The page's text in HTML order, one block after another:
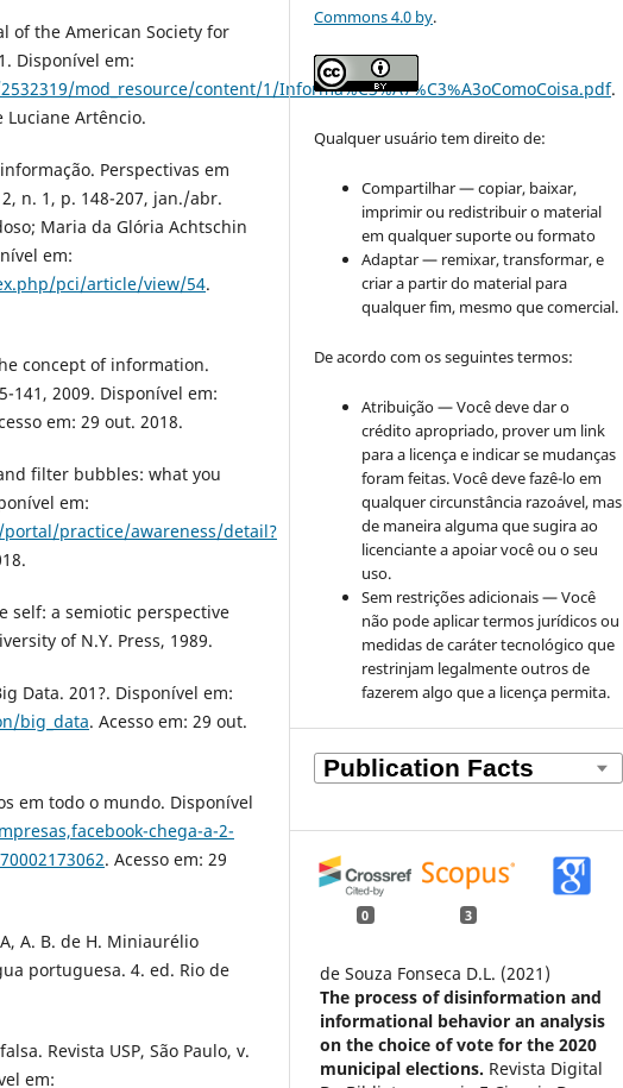
of the American Society for
Disponível em:
mod_resource/content/1/Informa%C3%A7%C3%A3oComoCoisa.pdf.
Luciane Artêncio.
informação. Perspectivas em
n. 1, p. 148-207, jan./abr.
Maria da Glória Achtschin
em:
pci/article/view/54.
concept of information.
141, 2009. Disponível em:
em: 29 out. 2018.
filter bubbles: what you
em:
practice/awareness/detail?
self: a semiotic perspective
of N.Y. Press, 1989.
Data. 201?. Disponível em:
big_data. Acesso em: 29 out.
em todo o mundo. Disponível
chega-a-2-
. Acesso em: 29
A. B. de H. Miniaurélio
portuguesa. 4. ed. Rio de
Revista USP, São Paulo, v.
em:
Commons 4.0 by.
Qualquer usuário tem direito de:
Compartilhar — copiar, baixar,
imprimir ou redistribuir o material
em qualquer suporte ou formato
Adaptar — remixar, transformar, e
criar a partir do material para
qualquer fim, mesmo que comercial.
De acordo com os seguintes termos:
Atribuição — Você deve dar o
crédito apropriado, prover um link
para a licença e indicar se mudanças
foram feitas. Você deve fazê-lo em
qualquer circunstância razoável, mas
de maneira alguma que sugira ao
licenciante a apoiar você ou o seu
uso.
Sem restrições adicionais — Você
não pode aplicar termos jurídicos ou
medidas de caráter tecnológico que
restrinjam legalmente outros de
fazerem algo que a licença permita.
0 3
de Souza Fonseca D.L. (2021)
The process of disinformation and
informational behavior an analysis
on the choice of vote for the 2020
municipal elections. Revista Digital